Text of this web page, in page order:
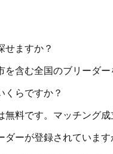
せますか？
を含む全国のブリーダ
くらですか？
無料です。マッチング成
ダーが登録されています